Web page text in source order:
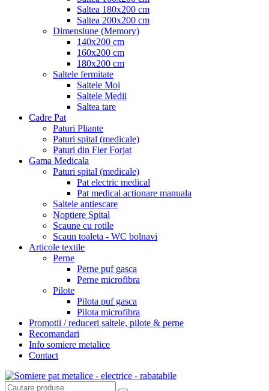
Saltea 180x200 cm
Saltea 200x200 cm
Dimensiune (Memory)
140x200 cm
160x200 cm
180x200 cm
Saltele fermitate
Saltele Moi
Saltele Medii
Saltea tare
Cadre Pat
Paturi Pliante
Paturi spital (medicale)
Paturi din Fier Forjat
Gama Medicala
Paturi spital (medicale)
Pat electric medical
Pat medical actionare manuala
Saltele antiescare
Noptiere Spital
Scaune cu rotile
Scaun toaleta - WC bolnavi
Articole textile
Perne
Perne puf gasca
Perne microfibra
Pilote
Pilota puf gasca
Pilota microfibra
Promotii / reduceri saltele, pilote & perne
Recomandari
Info somiere metalice
Contact